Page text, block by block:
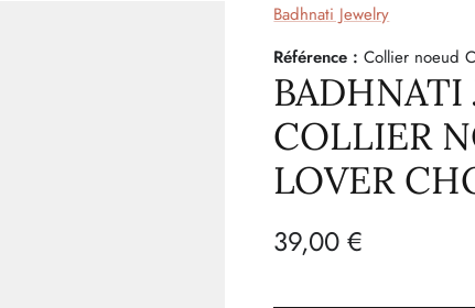
Badhnati Jewelry
Référence : Collier noeud
BADHNATI
COLLIER
LOVER
39,00 €